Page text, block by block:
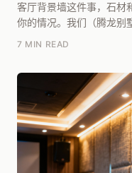
客厅背景墙这件事，石材
你的情况。我们（腾龙别
7 MIN READ